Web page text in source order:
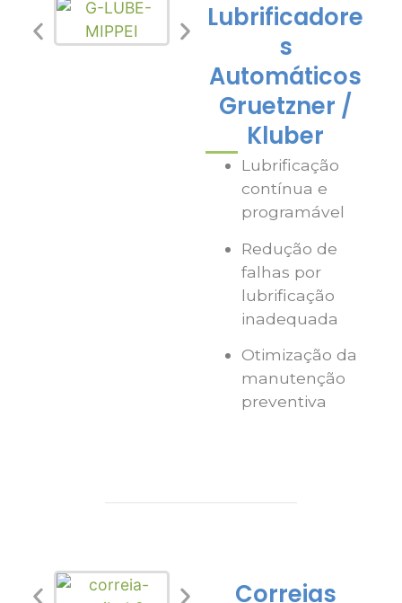
Lubrificadore
s
Automáticos
Gruetzner /
Kluber
Lubrificação
contínua e
programável
Redução de
falhas por
lubrificação
inadequada
Otimização da
manutenção
preventiva
Correias